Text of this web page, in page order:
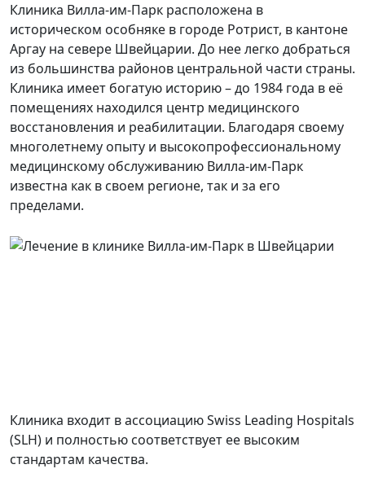
Клиника Вилла-им-Парк расположена в
историческом особняке в городе Ротрист, в кантоне
Аргау на севере Швейцарии. До нее легко добраться
из большинства районов центральной части страны.
Клиника имеет богатую историю – до 1984 года в её
помещениях находился центр медицинского
восстановления и реабилитации. Благодаря своему
многолетнему опыту и высокопрофессиональному
медицинскому обслуживанию Вилла-им-Парк
известна как в своем регионе, так и за его
пределами.
Клиника входит в ассоциацию Swiss Leading Hospitals
(SLH) и полностью соответствует ее высоким
стандартам качества.